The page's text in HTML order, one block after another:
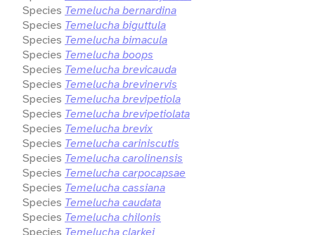
Species Temelucha bernardina
Species Temelucha biguttula
Species Temelucha bimacula
Species Temelucha boops
Species Temelucha brevicauda
Species Temelucha brevinervis
Species Temelucha brevipetiola
Species Temelucha brevipetiolata
Species Temelucha brevix
Species Temelucha cariniscutis
Species Temelucha carolinensis
Species Temelucha carpocapsae
Species Temelucha cassiana
Species Temelucha caudata
Species Temelucha chilonis
Species Temelucha clarkei